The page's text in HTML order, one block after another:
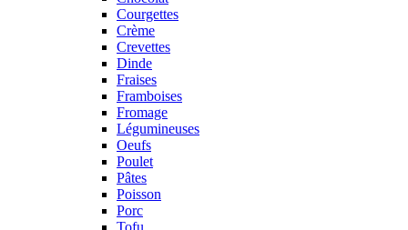
Courgettes
Crème
Crevettes
Dinde
Fraises
Framboises
Fromage
Légumineuses
Oeufs
Poulet
Pâtes
Poisson
Porc
Tofu